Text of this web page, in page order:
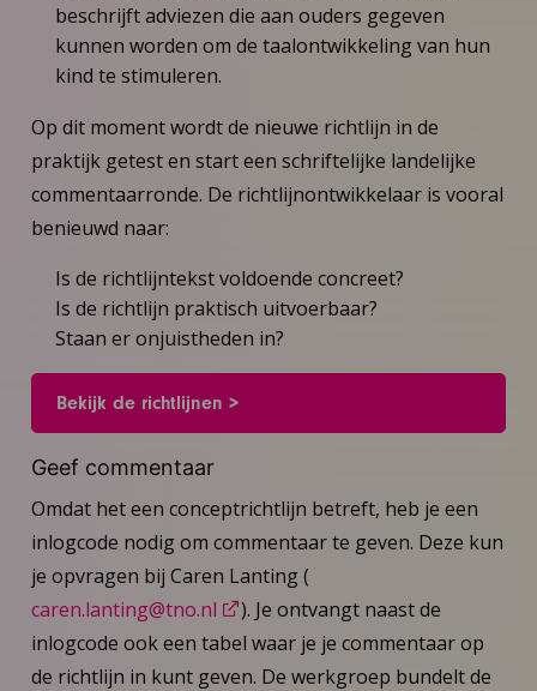
beschrijft adviezen die aan ouders gegeven
kunnen worden om de taalontwikkeling van hun
kind te stimuleren.
Op dit moment wordt de nieuwe richtlijn in de
praktijk getest en start een schriftelijke landelijke
commentaarronde. De richtlijnontwikkelaar is vooral
benieuwd naar:
Is de richtlijntekst voldoende concreet?
Is de richtlijn praktisch uitvoerbaar?
Staan er onjuistheden in?
Bekijk de richtlijnen >
Geef commentaar
Omdat het een conceptrichtlijn betreft, heb je een
inlogcode nodig om commentaar te geven. Deze kun
je opvragen bij Caren Lanting (
caren.lanting@tno.nl
). Je ontvangt naast de
inlogcode ook een tabel waar je je commentaar op
de richtlijn in kunt geven. De werkgroep bundelt de